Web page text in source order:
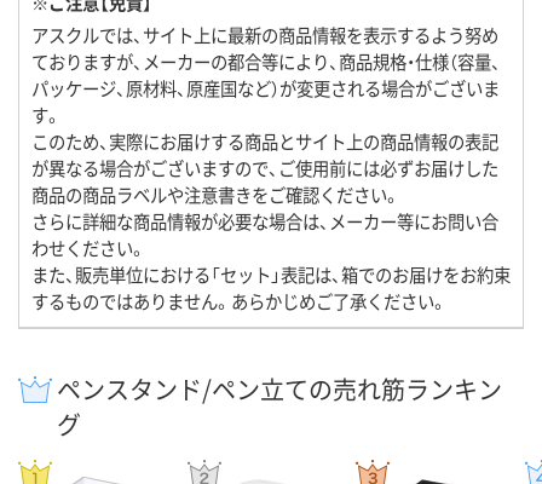
アスクルでは、サイト上に最新の商品情報を表示するよう努め
ておりますが、メーカーの都合等により、商品規格・仕様（容量、
パッケージ、原材料、原産国など）が変更される場合がございま
す。
このため、実際にお届けする商品とサイト上の商品情報の表記
が異なる場合がございますので、ご使用前には必ずお届けした
商品の商品ラベルや注意書きをご確認ください。
さらに詳細な商品情報が必要な場合は、メーカー等にお問い合
わせください。
また、販売単位における「セット」表記は、箱でのお届けをお約束
するものではありません。あらかじめご了承ください。
ペンスタンド/ペン立ての売れ筋ランキン
グ